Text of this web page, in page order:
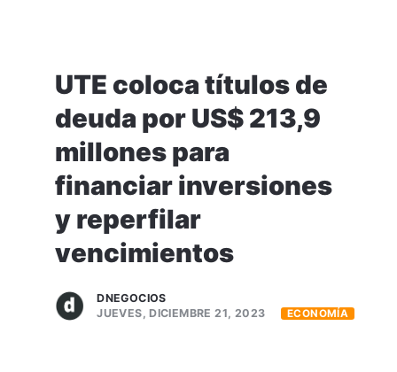
UTE coloca títulos de
deuda por US$ 213,9
millones para
financiar inversiones
y reperfilar
vencimientos
DNEGOCIOS
JUEVES, DICIEMBRE 21, 2023
ECONOMÍA